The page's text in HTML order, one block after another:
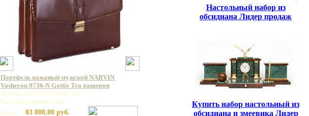
Портфель кожаный мужской NARVIN
Vasheron 9736-N Gottie Tea вашерон
Артикул: 9736 N Gottie Tea
Базовая единица: шт
Цена:
83 800,00 руб.
Настольный набор из
обсидиана Лидер продаж
Купить набор настольный из
обсидиана и змеевика Лидер